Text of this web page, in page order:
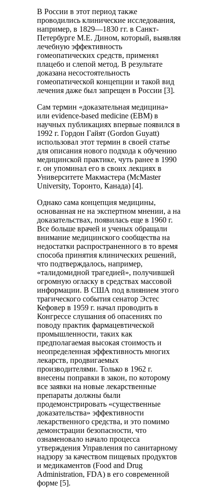
В России в этот период также
проводились клинические исследования,
например, в 1829—1830 гг. в Санкт-
Петербурге М.Е. Дином, который, выявляя
лечебную эффективность
гомеопатических средств, применял
плацебо и слепой метод. В результате
доказана несостоятельность
гомеопатической концепции и такой вид
лечения даже был запрещен в России [3].
Сам термин «доказательная медицина»
или evidence-based medicine (EBM) в
научных публикациях впервые появился в
1992 г. Гордон Гайят (Gordon Guyatt)
использовал этот термин в своей статье
для описания нового подхода к обучению
медицинской практике, чуть ранее в 1990
г. он упоминал его в своих лекциях в
Университете Макмастера (McMaster
University, Торонто, Канада) [4].
Однако сама концепция медицины,
основанная не на экспертном мнении, а на
доказательствах, появилась еще в 1960 г.
Все больше врачей и ученых обращали
внимание медицинского сообщества на
недостатки распространенного в то время
способа принятия клинических решений,
что подтверждалось, например,
«талидомидной трагедией», получившей
огромную огласку в средствах массовой
информации. В США под влиянием этого
трагического события сенатор Эстес
Кефовер в 1959 г. начал проводить в
Конгрессе слушания об опасениях по
поводу практик фармацевтической
промышленности, таких как
предполагаемая высокая стоимость и
неопределенная эффективность многих
лекарств, продвигаемых
производителями. Только в 1962 г.
внесены поправки в закон, по которому
все заявки на новые лекарственные
препараты должны были
продемонстрировать «существенные
доказательства» эффективности
лекарственного средства, и это помимо
демонстрации безопасности, что
ознаменовало начало процесса
утверждения Управления по санитарному
надзору за качеством пищевых продуктов
и медикаментов (Food and Drug
Administration, FDA) в его современной
форме [5].